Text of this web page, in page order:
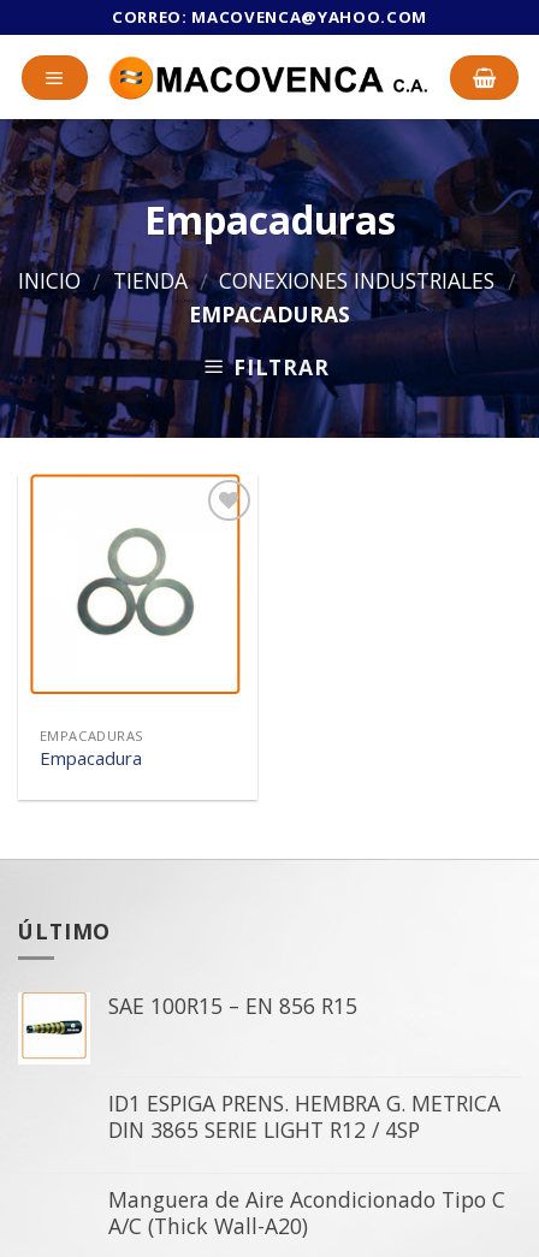
content
CORREO: MACOVENCA@YAHOO.COM
Empacaduras
INICIO / TIENDA / CONEXIONES INDUSTRIALES /
EMPACADURAS
FILTRAR
deseos
EMPACADURAS
Empacadura
ÚLTIMO
SAE 100R15 – EN 856 R15
ID1 ESPIGA PRENS. HEMBRA G. METRICA
DIN 3865 SERIE LIGHT R12 / 4SP
Manguera de Aire Acondicionado Tipo C
A/C (Thick Wall-A20)